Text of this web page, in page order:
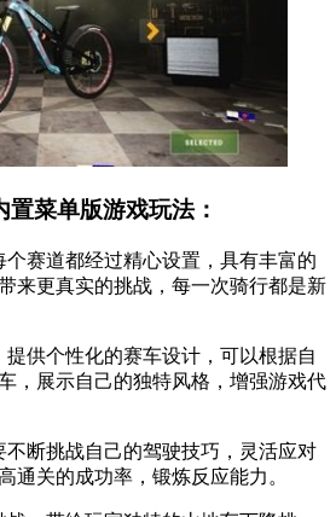
菜单版游戏玩法：
个赛道都经过精心设置，具有丰富的
来更真实的挑战，每一次骑行都是新
供个性化的赛车设计，可以根据自
，展示自己的独特风格，增强游戏代
断挑战自己的驾驶技巧，灵活应对
通关的成功率，锻炼反应能力。